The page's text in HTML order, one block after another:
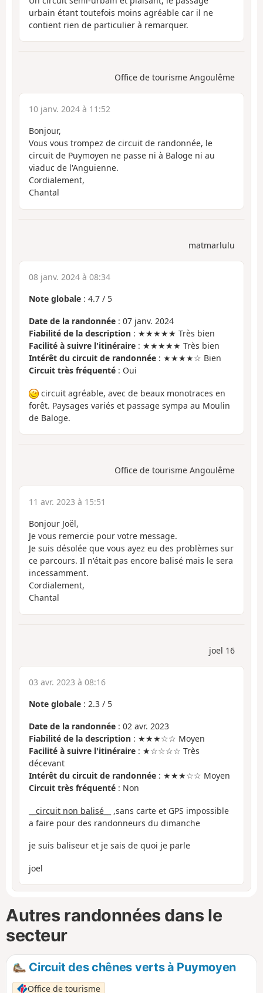
urbain étant toutefois moins agréable car il ne
contient rien de particulier à remarquer.
Office de tourisme Angoulême
10 janv. 2024 à 11:52
Bonjour,
Vous vous trompez de circuit de randonnée, le
circuit de Puymoyen ne passe ni à Baloge ni au
viaduc de l'Anguienne.
Cordialement,
Chantal
matmarlulu
08 janv. 2024 à 08:34
Note globale : 4.7 / 5
Date de la randonnée : 07 janv. 2024
Fiabilité de la description : ★★★★★ Très bien
Facilité à suivre l'itinéraire : ★★★★★ Très bien
Intérêt du circuit de randonnée : ★★★★☆ Bien
Circuit très fréquenté : Oui
circuit agréable, avec de beaux monotraces en
forêt. Paysages variés et passage sympa au Moulin
de Baloge.
Office de tourisme Angoulême
11 avr. 2023 à 15:51
Bonjour Joël,
Je vous remercie pour votre message.
Je suis désolée que vous ayez eu des problèmes sur
ce parcours. Il n'était pas encore balisé mais le sera
incessamment.
Cordialement,
Chantal
joel 16
03 avr. 2023 à 08:16
Note globale : 2.3 / 5
Date de la randonnée : 02 avr. 2023
Fiabilité de la description : ★★★☆☆ Moyen
Facilité à suivre l'itinéraire : ★☆☆☆☆ Très
décevant
Intérêt du circuit de randonnée : ★★★☆☆ Moyen
Circuit très fréquenté : Non
__circuit non balisé_
_ ,sans carte et GPS impossible
a faire pour des randonneurs du dimanche
je suis baliseur et je sais de quoi je parle
joel
Autres randonnées dans le
secteur
Circuit des chênes verts à Puymoyen
Office de tourisme